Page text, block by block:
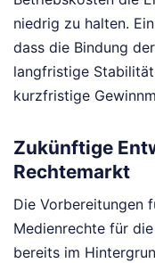
niedrig zu halten.
dass die Bindung
langfristige
kurzfristige
Zukünftige
Rechtemarkt
Die Vorbereitungen
Medienrechte für
bereits im